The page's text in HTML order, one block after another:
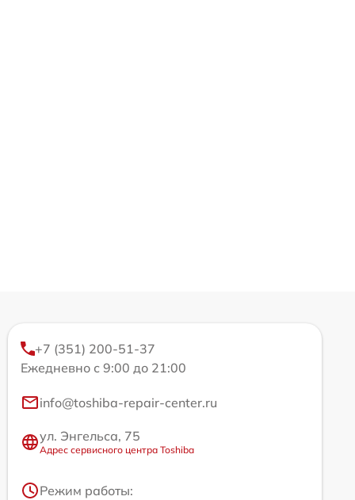
+7 (351) 200-51-37
Ежедневно с 9:00 до 21:00
info@toshiba-repair-center.ru
ул. Энгельса, 75
Адрес сервисного центра Toshiba
Режим работы: